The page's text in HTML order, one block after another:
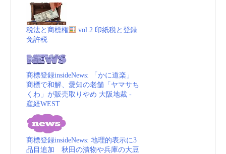
税法と商標権
vol.2 印紙税と登録
免許税
商標登録insideNews: 「かに道楽」
商標で和解、愛知の老舗「ヤマサち
くわ」が販売取りやめ 大阪地裁 -
産経WEST
商標登録insideNews: 地理的表示に3
品目追加 秋田の漬物や兵庫の大豆